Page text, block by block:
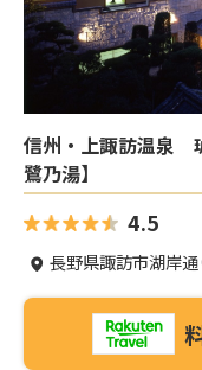
信州・上諏訪温泉
鷺乃湯】
4.5
長野県諏訪市湖岸